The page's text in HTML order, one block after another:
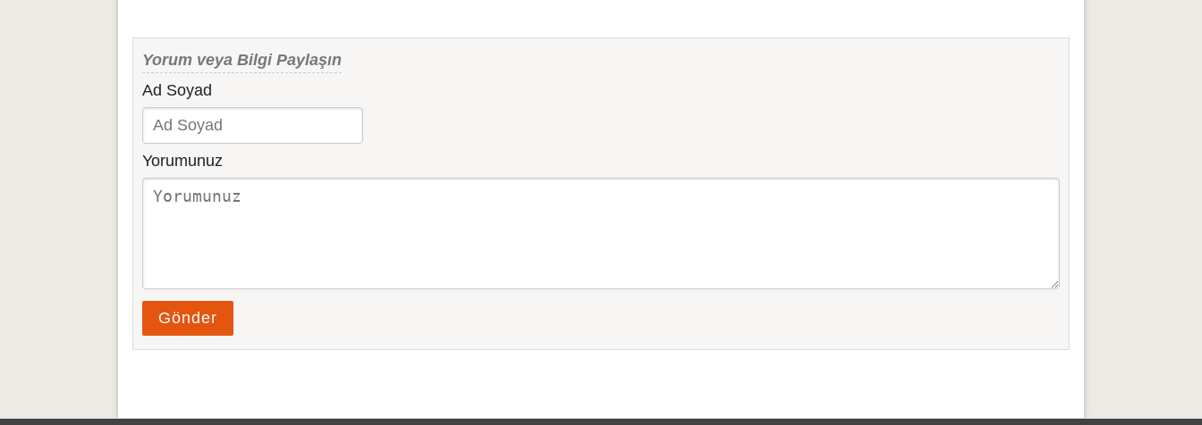
Yorum veya Bilgi Paylaşın
Ad Soyad
Yorumunuz
Gönder